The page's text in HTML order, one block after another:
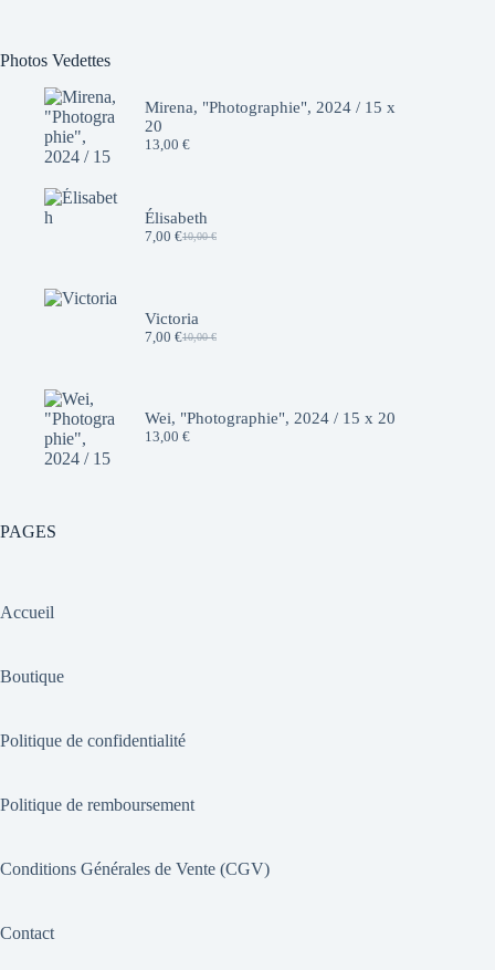
Photos Vedettes
Mirena, "Photographie", 2024 / 15 x
20
13,00 €
Élisabeth
10,00€
Le
10,00 €.
7,00 €Le
7,00 €.
Victoria
10,00€
Le
10,00 €.
7,00 €Le
7,00 €.
Wei, "Photographie", 2024 / 15 x 20
13,00 €
PAGES
Accueil
Boutique
Politique de confidentialité
Politique de remboursement
Conditions Générales de Vente (CGV)
Contact